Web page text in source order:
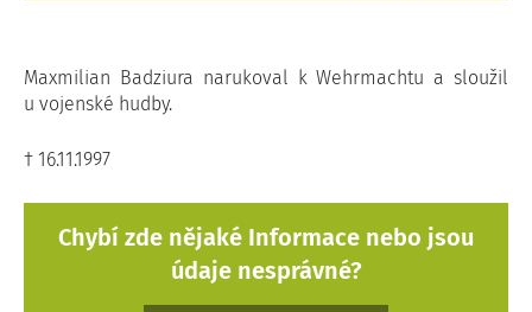
Maxmilian Badziura narukoval k Wehrmachtu a sloužil
u vojenské hudby.
† 16.11.1997
Chybí zde nějaké Informace nebo jsou
údaje nesprávné?